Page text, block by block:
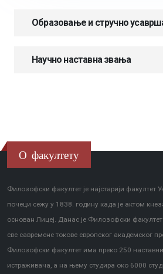
Образовање и стручно
Научно наставна звања
О факултету
Филозофски факултет је најстарији факултет
почеци сежу у 1838. годину када је актом
основан Лицеј. Данас је Филозофски
све савремене токове европског академског
Филозофски факултет има преко 250
истраживача, а на њему студира око 6000